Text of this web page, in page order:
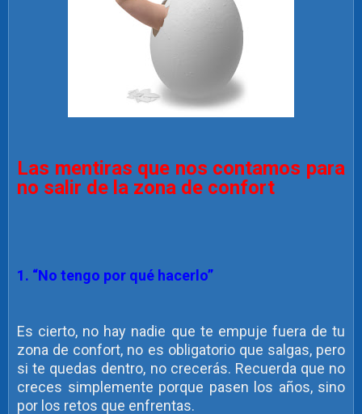
Las mentiras que nos contamos para
no salir de la zona de confort
1. “No tengo por qué hacerlo”
Es cierto, no hay nadie que te empuje fuera de tu
zona de confort, no es obligatorio que salgas, pero
si te quedas dentro, no crecerás. Recuerda que no
creces simplemente porque pasen los años, sino
por los retos que enfrentas.